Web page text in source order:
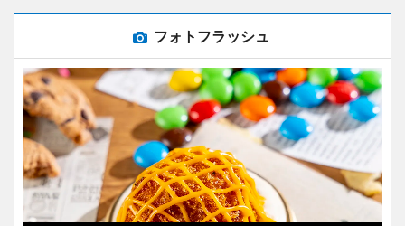
フォトフラッシュ